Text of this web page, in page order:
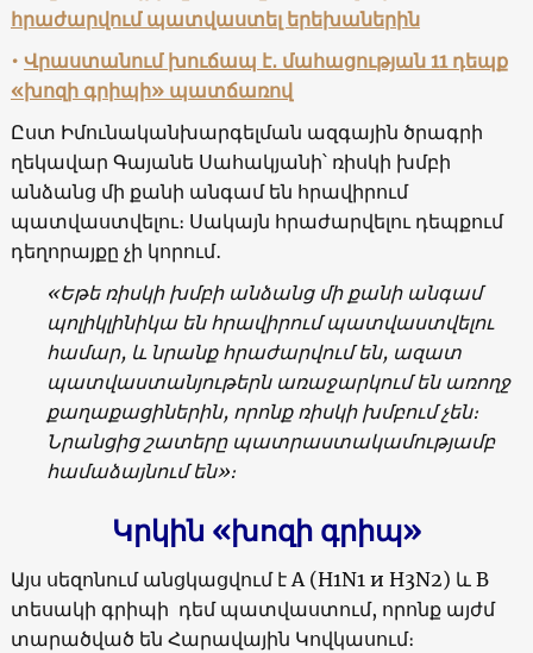
հրաժարվում պատվաստել երեխաներին
• Վրաստանում խուճապ է․ մահացության 11 դեպք
«խոզի գրիպի» պատճառով
Ըստ Իմունականխարգելման ազգային ծրագրի
ղեկավար Գայանե Սահակյանի՝ ռիսկի խմբի
անձանց մի քանի անգամ են հրավիրում
պատվաստվելու։ Սակայն հրաժարվելու դեպքում
դեղորայքը չի կորում․
«Եթե ռիսկի խմբի անձանց մի քանի անգամ
պոլիկլինիկա են հրավիրում պատվաստվելու
համար, և նրանք հրաժարվում են, ազատ
պատվաստանյութերն առաջարկում են առողջ
քաղաքացիներին, որոնք ռիսկի խմբում չեն։
Նրանցից շատերը պատրաստակամությամբ
համաձայնում են»։
Կրկին «խոզի գրիպ»
Այս սեզոնում անցկացվում է А (H1N1 и H3N2) և В
տեսակի գրիպի դեմ պատվաստում, որոնք այժմ
տարածված են Հարավային Կովկասում։